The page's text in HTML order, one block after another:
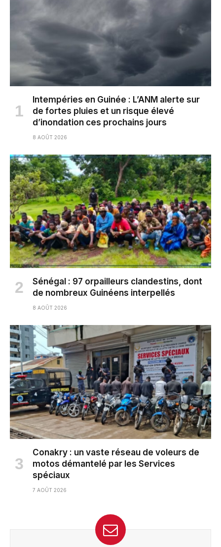
Intempéries en Guinée : L’ANM alerte sur
de fortes pluies et un risque élevé
d’inondation ces prochains jours
8 AOÛT 2026
Sénégal : 97 orpailleurs clandestins, dont
de nombreux Guinéens interpellés
8 AOÛT 2026
Conakry : un vaste réseau de voleurs de
motos démantelé par les Services
spéciaux
7 AOÛT 2026